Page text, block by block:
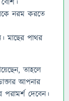
নরম করতে
মাছের পাথর
তাহলে
আপনার
দেবেন।